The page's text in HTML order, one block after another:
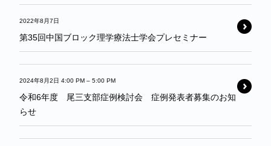
2022年8月7日
第35回中国ブロック理学療法士学会プレセミナー
2024年8月2日 4:00 PM – 5:00 PM
令和6年度 尾三支部症例検討会 症例発表者募集のお知
らせ